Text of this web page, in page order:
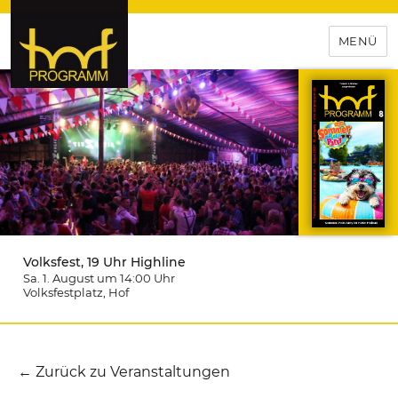
hof-programm – das
Veranstaltungsportal für
Hochfranken
MENÜ
Volksfest, 19 Uhr Highline
Sa. 1. August um 14:00 Uhr
Volksfestplatz , Hof
← Zurück zu Veranstaltungen